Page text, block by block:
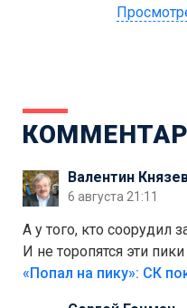
Валентин
6 августа 21:11
А у того, кто соорудил
И не торопятся эти пики